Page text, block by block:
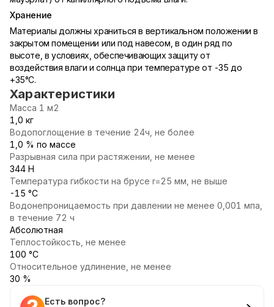
Хранение
Материалы должны храниться в вертикальном положении в
закрытом помещении или под навесом, в один ряд по
высоте, в условиях, обеспечивающих защиту от
воздействия влаги и солнца при температуре от -35 до
+35°С.
Характеристики
Масса 1 м2
1,0 кг
Водопоглощение в течение 24ч, не более
1,0 % по массе
Разрывная сила при растяжении, не менее
344 Н
Температура гибкости на брусе r=25 мм, не выше
-15 °С
Водонепроницаемость при давлении не менее 0,001 мпа,
в течение 72 ч
Абсолютная
Теплостойкость, не менее
100 °С
Относительное удлинение, не менее
30 %
Есть вопрос?